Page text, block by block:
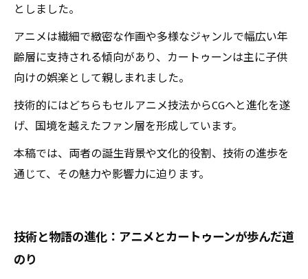
としました。
アニメは繊細で緻密な作画や多様なジャンルで幅広い年
齢層に支持される傾向があり、カートゥーンは主に子供
向けの娯楽として親しまれました。
技術的にはどちらもセルアニメ技法からCGへと進化を遂
げ、国境を越えたファン層を形成しています。
本稿では、両者の誕生背景や文化的役割、技術の進歩を
通じて、その魅力や影響力に迫ります。
技術と物語の進化：アニメとカートゥーンが歩んだ道
のり